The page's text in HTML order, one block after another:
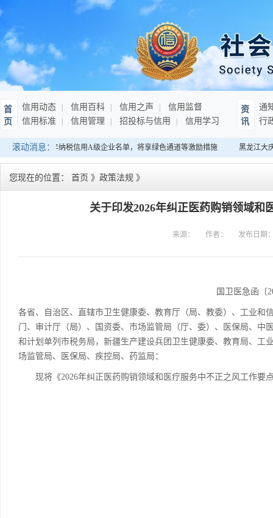
首
页
信用动态 信用百科 信用之声
信用监督
信用标准
信用管理 招投标与信用 信用学习
资
讯
通
行
滚动消息：
发布连续10年纳税信用A级企业名单，将享绿色通道等激励措施 黑龙江大
您现在的位置： 首页 》 政策法规 》
关于印发2026年纠正医药购销领域和
来源： 作者： 发布日期
国卫医急函〔
各省、自治区、直辖市卫生健康委、教育厅（局、教委）、工业和
门、审计厅（局）、国资委、市场监管局（厅、委）、医保局、
和计划单列市税务局，新疆生产建设兵团卫生健康委、教育局、工
场监管局、医保局、疾控局、药监局：
现将《2026年纠正医药购销领域和医疗服务中不正之风工作要